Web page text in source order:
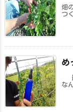
畑
つ
め
最
な